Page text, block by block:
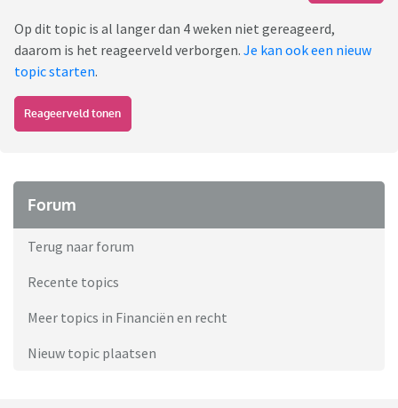
Op dit topic is al langer dan 4 weken niet gereageerd,
daarom is het reageerveld verborgen. Je kan ook een nieuw
topic starten.
Reageerveld tonen
Forum
Terug naar forum
Recente topics
Meer topics in Financiën en recht
Nieuw topic plaatsen